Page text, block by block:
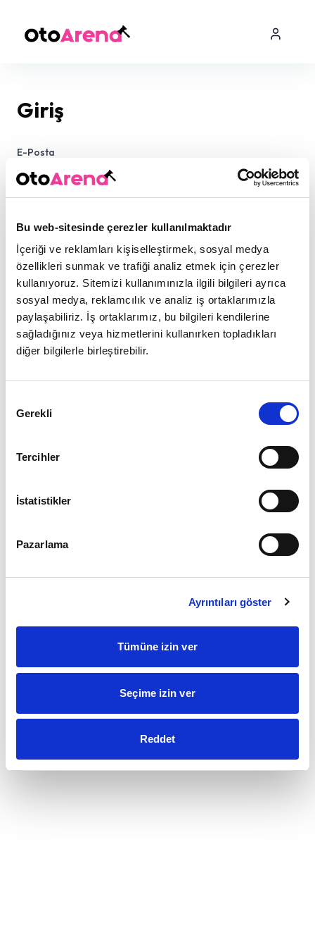
Bu web-sitesinde çerezler kullanılmaktadır
İçeriği ve reklamları kişiselleştirmek, sosyal medya
özellikleri sunmak ve trafiği analiz etmek için çerezler
kullanıyoruz. Sitemizi kullanımınızla ilgili bilgileri ayrıca
sosyal medya, reklamcılık ve analiz iş ortaklarımızla
paylaşabiliriz. İş ortaklarımız, bu bilgileri kendilerine
sağladığınız veya hizmetlerini kullanırken topladıkları
diğer bilgilerle birleştirebilir.
Seçimi
Gerekli
Tercihler
İstatistikler
Pazarlama
Ayrıntıları göster
Tümüne izin ver
Seçime izin ver
Reddet
Giriş
E-Posta
Şifrenizi mi unuttunuz ?